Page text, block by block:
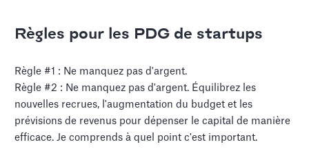
Règles pour les PDG de startups
Règle #1 : Ne manquez pas d'argent.
Règle #2 : Ne manquez pas d'argent. Équilibrez les
nouvelles recrues, l'augmentation du budget et les
prévisions de revenus pour dépenser le capital de manière
efficace. Je comprends à quel point c'est important.